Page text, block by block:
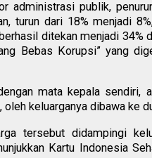
administrasi publik,
turun dari 18% menjadi
ditekan menjadi 34%
Bebas Korupsi” yang
mata kepala
keluarganya dibawa ke
tersebut didampingi
Kartu Indonesia